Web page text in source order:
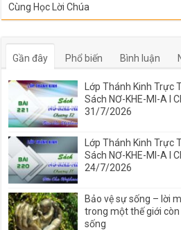
Cùng Học Lời Chúa
Gần đây Phổ biến Bình luận
Lớp Thánh Kinh Trực
Sách NƠ-KHE-MI-A I
31/7/2026
Lớp Thánh Kinh Trực
Sách NƠ-KHE-MI-A I
24/7/2026
Bảo vệ sự sống – lời
trong một thế giới
sống